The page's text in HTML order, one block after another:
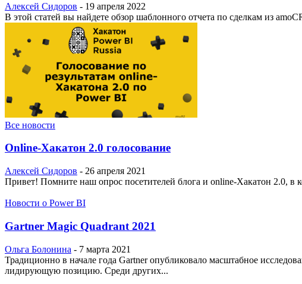
Алексей Сидоров - 19 апреля 2022
В этой статей вы найдете обзор шаблонного отчета по сделкам из
Все новости
Online-Хакатон 2.0 голосование
Алексей Сидоров - 26 апреля 2021
Привет! Помните наш опрос посетителей блога и online-Хакатон 2.0, в
Новости о Power BI
Gartner Magic Quadrant 2021
Ольга Болонина - 7 марта 2021
Традиционно в начале года Gartner опубликовало масштабное
лидирующую позицию. Среди других...